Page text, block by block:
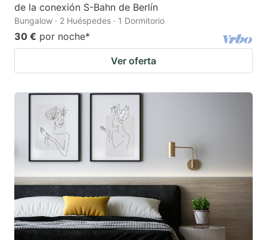
de la conexión S-Bahn de Berlín
Bungalow · 2 Huéspedes · 1 Dormitorio
30 € por noche*
Ver oferta